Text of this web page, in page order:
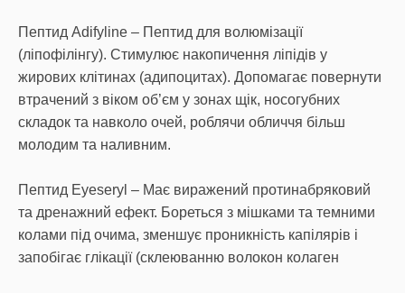
Пептид Adifyline – Пептид для волюмізації
(ліпофілінгу). Стимулює накопичення ліпідів у
жирових клітинах (адипоцитах). Допомагає повернути
втрачений з віком об’єм у зонах щік, носогубних
складок та навколо очей, роблячи обличчя більш
молодим та наливним.
Пептид Eyeseryl – Має виражений протинабряковий
та дренажний ефект. Бореться з мішками та темними
колами під очима, зменшує проникність капілярів і
запобігає глікації (склеюванню волокон колаген